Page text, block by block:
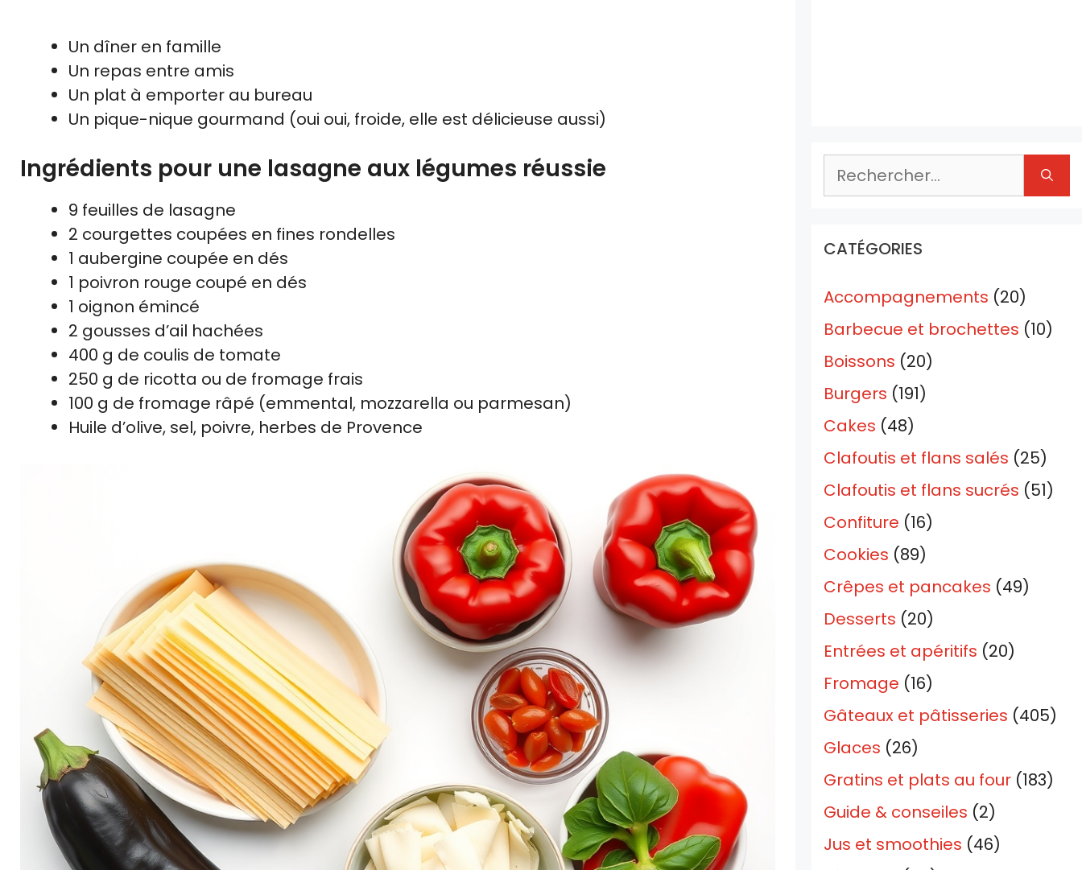
Un dîner en famille
Un repas entre amis
Un plat à emporter au bureau
Un pique-nique gourmand (oui oui, froide, elle est délicieuse aussi)
Ingrédients pour une lasagne aux légumes réussie
9 feuilles de lasagne
2 courgettes coupées en fines rondelles
1 aubergine coupée en dés
1 poivron rouge coupé en dés
1 oignon émincé
2 gousses d’ail hachées
400 g de coulis de tomate
250 g de ricotta ou de fromage frais
100 g de fromage râpé (emmental, mozzarella ou parmesan)
Huile d’olive, sel, poivre, herbes de Provence
Rechercher :
CATÉGORIES
Accompagnements (20)
Barbecue et brochettes (10)
Boissons (20)
Burgers (191)
Cakes (48)
Clafoutis et flans salés (25)
Clafoutis et flans sucrés (51)
Confiture (16)
Cookies (89)
Crêpes et pancakes (49)
Desserts (20)
Entrées et apéritifs (20)
Fromage (16)
Gâteaux et pâtisseries (405)
Glaces (26)
Gratins et plats au four (183)
Guide & conseiles (2)
Jus et smoothies (46)